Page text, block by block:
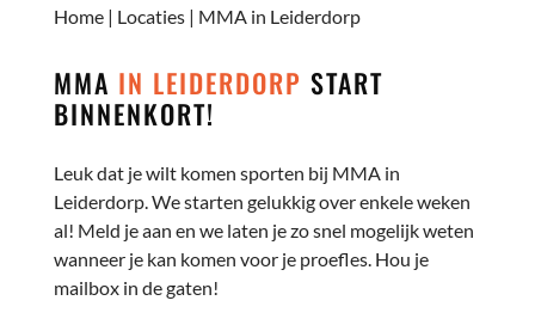
Home| Locaties| MMA in Leiderdorp
MMA IN LEIDERDORP START
BINNENKORT!
Leuk dat je wilt komen sporten bij MMA in
Leiderdorp. We starten gelukkig over enkele weken
al! Meld je aan en we laten je zo snel mogelijk weten
wanneer je kan komen voor je proefles. Hou je
mailbox in de gaten!